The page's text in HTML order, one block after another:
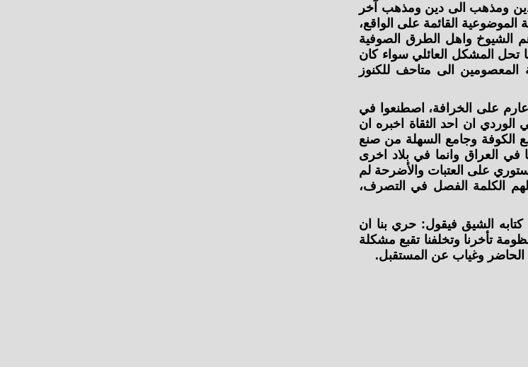
ومذهب الى دين ومذهب آخر
القائمة على الواقع،
الشيوخ واهل الطرق الصوفية
تحل المشكل العائلي سواء كان
المعصومين الى متاحف للكنوز
عارم على الخرافة، اصطنعوا في
ان احد الثقاة اخبره ان
الكوفة وجامع السهلة من صنع
في العراق وانما في بلاد اخرى
على العتبات والأضرحة لم
لهم الكلمة الفصل في التصرف،
الشيق فيقول: حري بنا ان
تأخرنا وتخلفنا تقبع مشكلة
الحاضر وغياب عن المستقبل.